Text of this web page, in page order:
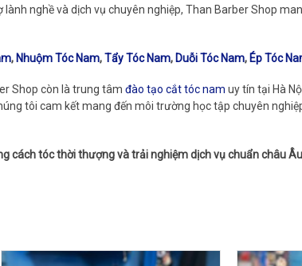
nghề và dịch vụ chuyên nghiệp, Than Barber Shop
, Nhuộm Tóc Nam,Tẩy Tóc Nam, Duỗi Tóc Nam, Ép Tóc
Shop còn là trung tâm đào tạo cắt tóc nam uy tín tại Hà
tôi cam kết mang đến môi trường học tập chuyên
cách tóc thời thượng và trải nghiệm dịch vụ chuẩn châu